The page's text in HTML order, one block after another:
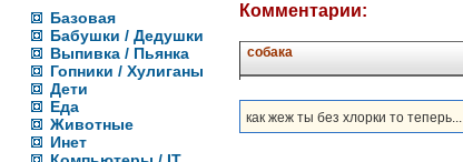
Базовая
Бабушки / Дедушки
Выпивка / Пьянка
Гопники / Хулиганы
Дети
Еда
Животные
Инет
Комментарии:
собака
как жеж ты без хлорки то теперь...